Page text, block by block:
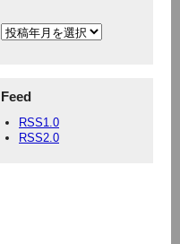
Feed
RSS1.0
RSS2.0